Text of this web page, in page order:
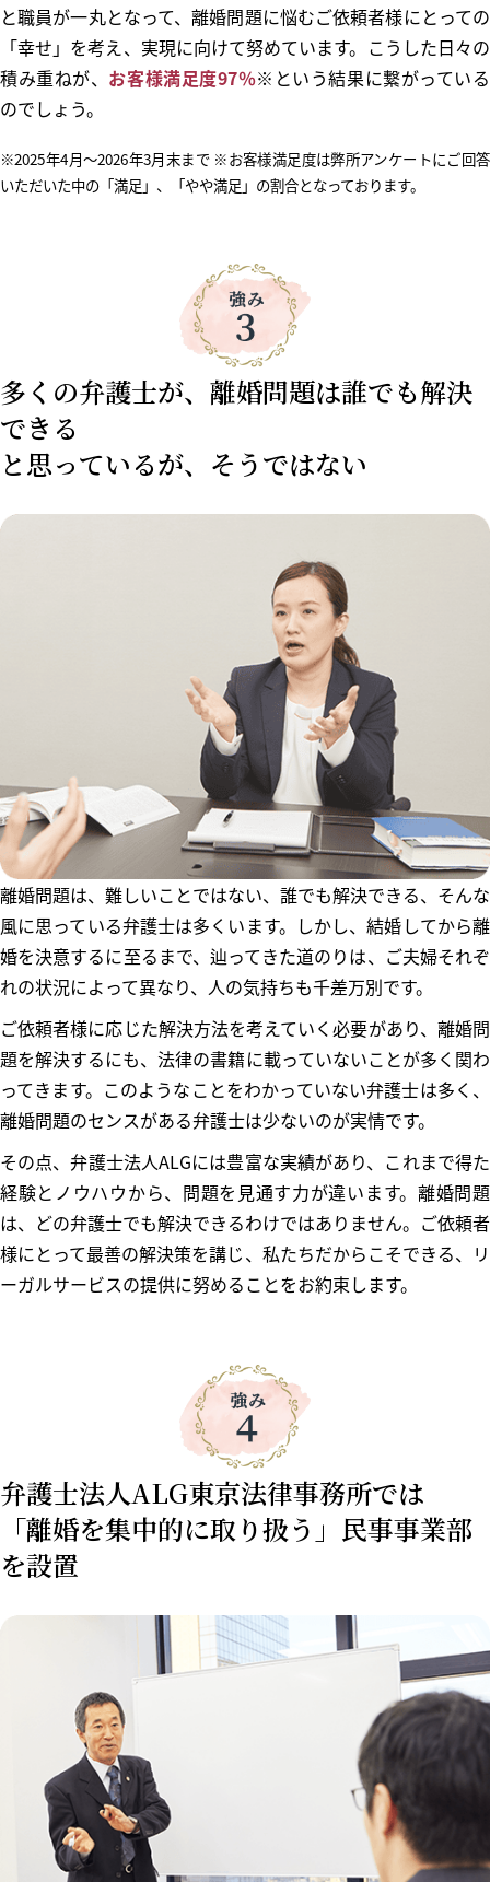
と職員が一丸となって、離婚問題に悩むご依頼者様にとっての
「幸せ」を考え、実現に向けて努めています。こうした日々の
積み重ねが、 お客様満足度97％※という結果に繋がっている
のでしょう。
※2025年4月～2026年3月末まで※お客様満足度は弊所アンケートにご回答
いただいた中の「満足」、「やや満足」の割合となっております。
多くの弁護士が、離婚問題は誰でも解決
できる
と思っているが、そうではない
離婚問題は、難しいことではない、誰でも解決できる、そんな
風に思っている弁護士は多くいます。しかし、結婚してから離
婚を決意するに至るまで、辿ってきた道のりは、ご夫婦それぞ
れの状況によって異なり、人の気持ちも千差万別です。
ご依頼者様に応じた解決方法を考えていく必要があり、離婚問
題を解決するにも、法律の書籍に載っていないことが多く関わ
ってきます。このようなことをわかっていない弁護士は多く、
離婚問題のセンスがある弁護士は少ないのが実情です。
その点、弁護士法人ALGには豊富な実績があり、これまで得た
経験とノウハウから、問題を見通す力が違います。離婚問題
は、どの弁護士でも解決できるわけではありません。ご依頼者
様にとって最善の解決策を講じ、私たちだからこそできる、リ
ーガルサービスの提供に努めることをお約束します。
弁護士法人ALG東京法律事務所では
「離婚を集中的に取り扱う」民事事業部
を設置